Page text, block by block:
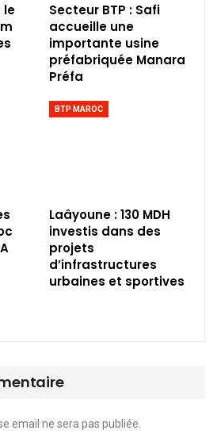
le
Secteur BTP : Safi
accueille une
importante usine
préfabriquée Manara
Préfa
BTP MAROC
Laâyoune : 130 MDH
investis dans des
projets
d’infrastructures
urbaines et sportives
email ne sera pas publiée.